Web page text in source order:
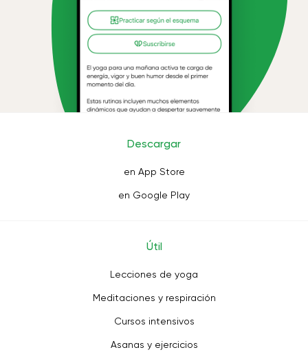
Descargar
en App Store
en Google Play
Útil
Lecciones de yoga
Meditaciones y respiración
Cursos intensivos
Asanas y ejercicios